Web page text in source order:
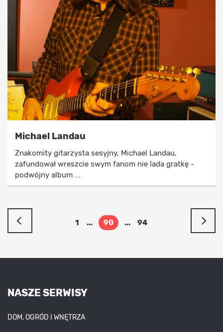
Michael Landau
Znakomity gitarzysta sesyjny, Michael Landau,
zafundował wreszcie swym fanom nie lada gratkę -
podwójny album ...
1 ... 90 ... 94
NASZE SERWISY
DOM, OGRÓD I WNĘTRZA